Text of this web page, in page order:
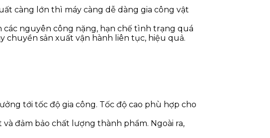
càng lớn thì máy càng dễ dàng gia công vật
nguyên công nặng, hạn chế tình trạng quá
chuyền sản xuất vận hành liên tục, hiệu quả.
tới tốc độ gia công. Tốc độ cao phù hợp cho
đảm bảo chất lượng thành phẩm. Ngoài ra,